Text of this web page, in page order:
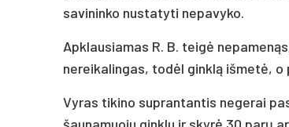
savininko nustatyti nepavyko.
Apklausiamas R. B. teigė
nereikalingas, todėl ginklą išmetė,
Vyras tikino suprantantis negerai